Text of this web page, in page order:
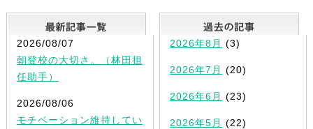
最新記事一覧
2026/08/07
朝登校の大切さ。（林田担
任助手）
2026/08/06
モチベーション維持してい
2026年8月 (3)
2026年7月 (20)
2026年6月 (23)
2026年5月 (22)